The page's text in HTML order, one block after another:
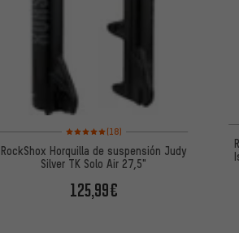
Valoración media: 5 de 5 basada en 18
(18)
RockShox Horquilla de suspensión Judy
Silver TK Solo Air 27,5"
125,99€